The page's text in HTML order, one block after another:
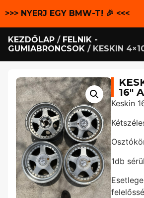
>>> NYERJ EGY BMW-T! 🎉 <<<
KEZDŐLAP / FELNIK -
GUMIABRONCSOK / KESKIN
16″
Keskin
1db